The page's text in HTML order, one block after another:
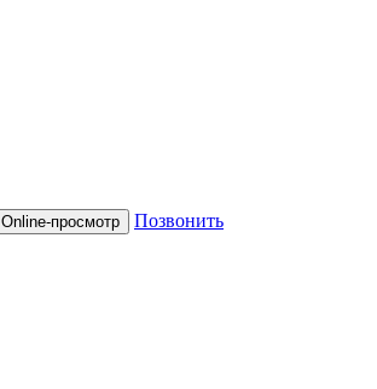
Online-просмотр Позвонить